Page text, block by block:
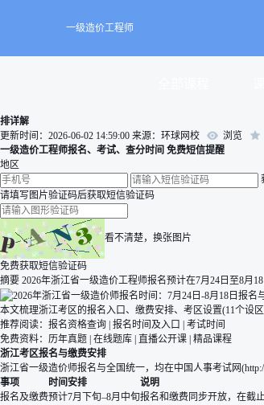
一级造价工程师
排详解
更新时间：2026-06-02 14:59:00 来源：环球网校 浏览
一级造价工程师报名、考试、查分时间 免费短信提醒
地区
请填写图片验证码后获取短信验证码
看不清楚，换张图片
免费获取短信验证码
摘要 2026年浙江省一级造价工程师报名预计在7月24日至8月
本文梳理浙江考区的报名入口、缴费安排、考区设置(11个设
推荐阅读： 报名资格查询 报名时间及入口
考试时间
免费资料： 历年真题 在线题库 直播公开课 精品课程
浙江考区报名与缴费安排
浙江省一级造价师报名与全国统一，均在中国人事考试网
事项
时间安排
说明
报名及缴费预计7月下旬–8月中旬报名和缴费同步开放，在截